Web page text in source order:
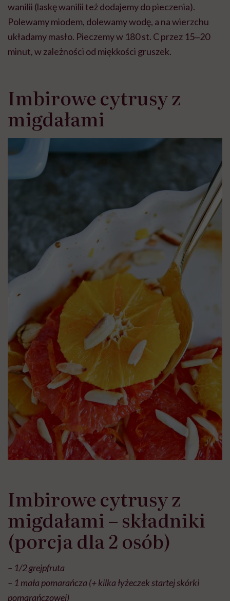
wanilii (laskę wanilii też dodajemy do pieczenia).
Polewamy miodem, dolewamy wodę, a na wierzchu
układamy masło. Pieczemy w 180 st. C przez 15‒20
minut, w zależności od miękkości gruszek.
Imbirowe cytrusy z
migdałami
Imbirowe cytrusy z
migdałami – składniki
(porcja dla 2 osób)
– 1/2 grejpfruta
– 1 mała pomarańcza (+ kilka łyżeczek startej skórki
pomarańczowej)